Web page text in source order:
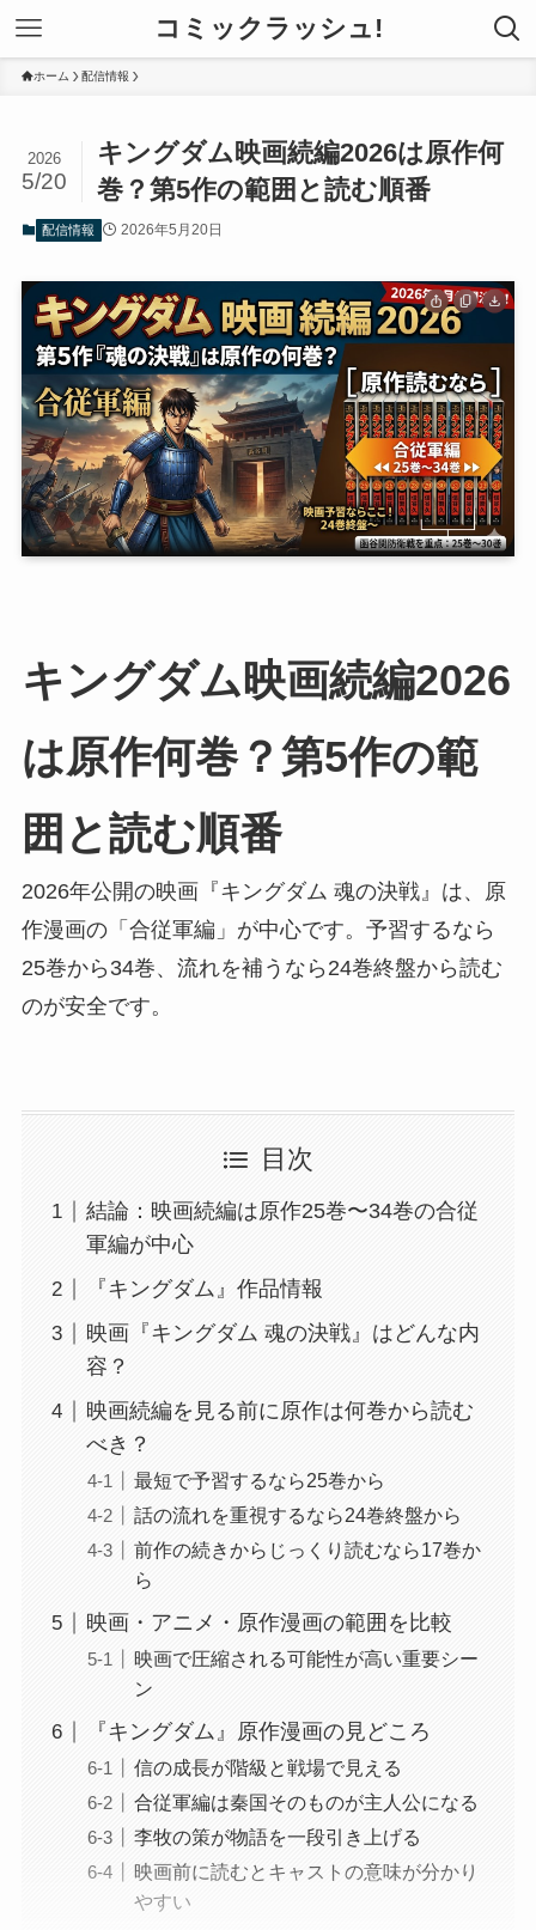
コミックラッシュ!
ホーム 配信情報
キングダム映画続編2026は原作何
巻？第5作の範囲と読む順番
2026
5/20
配信情報 2026年5月20日
キングダム映画続編2026
は原作何巻？第5作の範
囲と読む順番
2026年公開の映画『キングダム 魂の決戦』は、原
作漫画の「合従軍編」が中心です。予習するなら
25巻から34巻、流れを補うなら24巻終盤から読む
のが安全です。
目次
結論：映画続編は原作25巻〜34巻の合従
軍編が中心
『キングダム』作品情報
映画『キングダム 魂の決戦』はどんな内
容？
映画続編を見る前に原作は何巻から読む
べき？
最短で予習するなら25巻から
話の流れを重視するなら24巻終盤から
前作の続きからじっくり読むなら17巻か
ら
映画・アニメ・原作漫画の範囲を比較
映画で圧縮される可能性が高い重要シー
ン
『キングダム』原作漫画の見どころ
信の成長が階級と戦場で見える
合従軍編は秦国そのものが主人公になる
李牧の策が物語を一段引き上げる
映画前に読むとキャストの意味が分かり
やすい